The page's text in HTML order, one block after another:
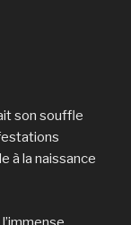
son souffle
à la naissance